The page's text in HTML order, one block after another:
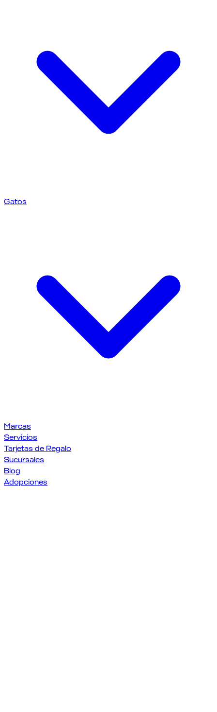
Gatos
Marcas
Servicios
Tarjetas de Regalo
Sucursales
Blog
Adopciones